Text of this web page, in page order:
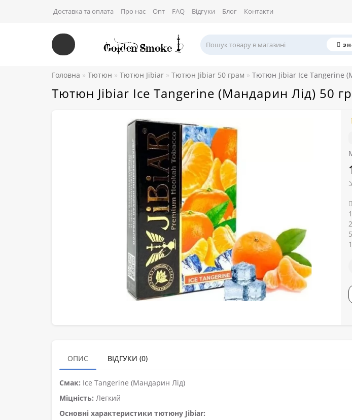
Доставка та оплата Про нас Опт FAQ Відгуки Блог Контакти
Головна Тютюн Тютюн Jibiar Тютюн Jibiar 50 грам Тютюн Jibiar Ice Tangerine
Тютюн Jibiar Ice Tangerine (Мандарин Лід) 50
ОПИС ВІДГУКИ (0)
Смак: Ice Tangerine (Мандарин Лід)
Міцність: Легкий
Основні характеристики тютюну Jibiar: